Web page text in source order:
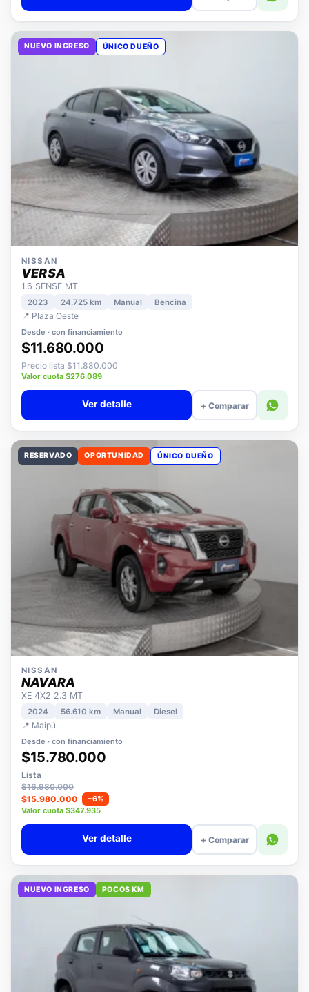
+ Comparar
NUEVO INGRESO
NISSAN
VERSA
1.6 SENSE MT
2023 24.725 km
📍 Plaza Oeste
Desde · con financiamiento
$11.680.000
Precio lista $11.880.000
Valor cuota $276.089
+ Comparar
RESERVADO OPORTUNIDAD
NISSAN
NAVARA
XE 4X2 2.3 MT
2024
📍 Maipú
Desde · con financiamiento
$15.780.000
Lista
$16.980.000
$15.980.000
−6%
Valor cuota $347.935
+ Comparar